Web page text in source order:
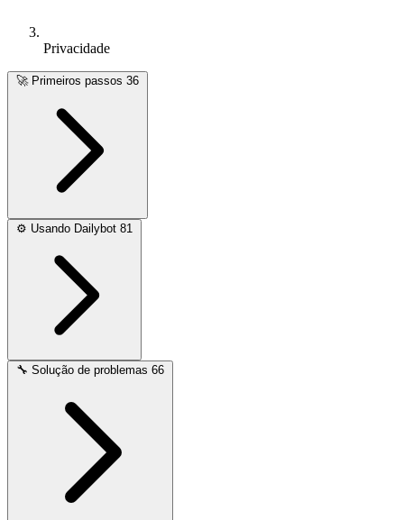
Privacidade
🚀 Primeiros passos 36
⚙️ Usando Dailybot 81
🔧 Solução de problemas 66